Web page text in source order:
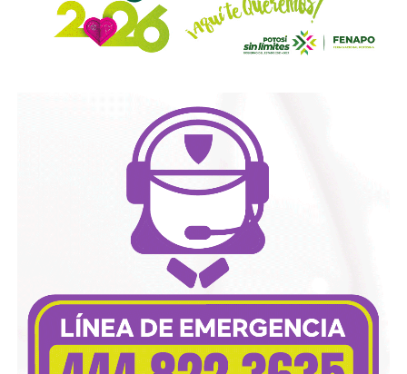
También lee:Medio tiempo: Amor en tiempos de